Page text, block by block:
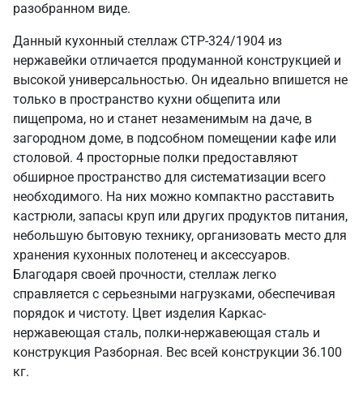
разобранном виде.
Данный кухонный стеллаж СТР-324/1904 из
нержавейки отличается продуманной конструкцией и
высокой универсальностью. Он идеально впишется не
только в пространство кухни общепита или
пищепрома, но и станет незаменимым на даче, в
загородном доме, в подсобном помещении кафе или
столовой. 4 просторные полки предоставляют
обширное пространство для систематизации всего
необходимого. На них можно компактно расставить
кастрюли, запасы круп или других продуктов питания,
небольшую бытовую технику, организовать место для
хранения кухонных полотенец и аксессуаров.
Благодаря своей прочности, стеллаж легко
справляется с серьезными нагрузками, обеспечивая
порядок и чистоту. Цвет изделия Каркас-
нержавеющая сталь, полки-нержавеющая сталь и
конструкция Разборная. Вес всей конструкции 36.100
кг.